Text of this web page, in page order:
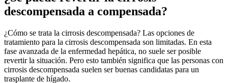
descompensada a compensada?
¿Cómo se trata la cirrosis descompensada? Las opciones de
tratamiento para la cirrosis descompensada son limitadas. En esta
fase avanzada de la enfermedad hepática, no suele ser posible
revertir la situación. Pero esto también significa que las personas con
cirrosis descompensada suelen ser buenas candidatas para un
trasplante de hígado.